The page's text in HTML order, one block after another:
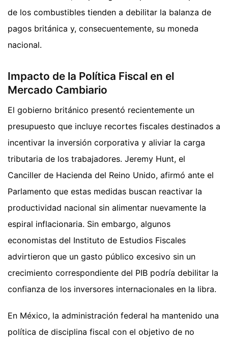
de los combustibles tienden a debilitar la balanza de
pagos británica y, consecuentemente, su moneda
nacional.
Impacto de la Política Fiscal en el
Mercado Cambiario
El gobierno británico presentó recientemente un
presupuesto que incluye recortes fiscales destinados a
incentivar la inversión corporativa y aliviar la carga
tributaria de los trabajadores. Jeremy Hunt, el
Canciller de Hacienda del Reino Unido, afirmó ante el
Parlamento que estas medidas buscan reactivar la
productividad nacional sin alimentar nuevamente la
espiral inflacionaria. Sin embargo, algunos
economistas del Instituto de Estudios Fiscales
advirtieron que un gasto público excesivo sin un
crecimiento correspondiente del PIB podría debilitar la
confianza de los inversores internacionales en la libra.
En México, la administración federal ha mantenido una
política de disciplina fiscal con el objetivo de no